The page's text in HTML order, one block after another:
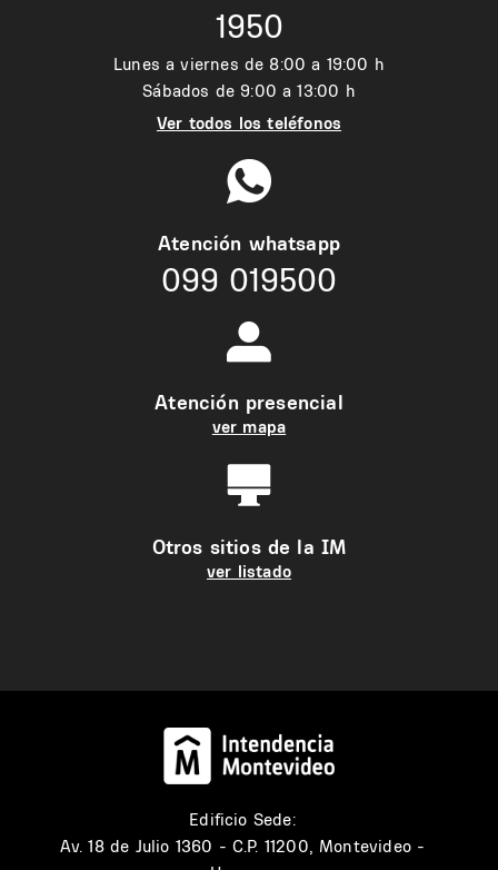
1950
Lunes a viernes de 8:00 a 19:00 h
Sábados de 9:00 a 13:00 h
Ver todos los teléfonos
Atención whatsapp
099 019500
Atención presencial
ver mapa
Otros sitios de la IM
ver listado
Edificio Sede:
Av. 18 de Julio 1360 - C.P. 11200, Montevideo -